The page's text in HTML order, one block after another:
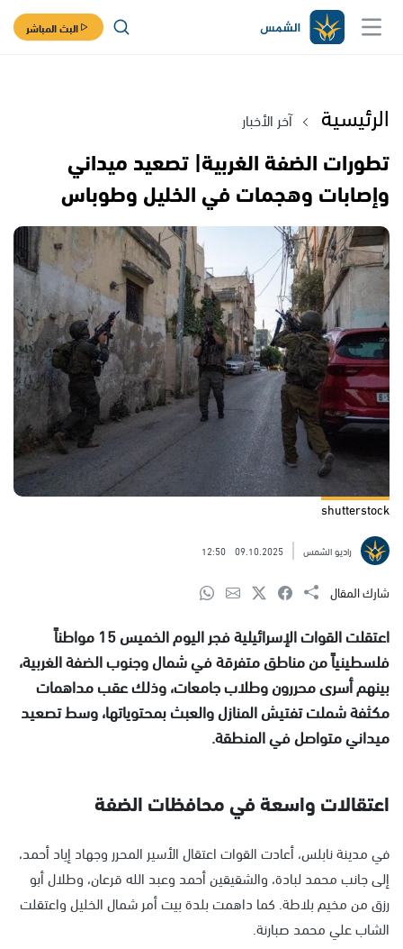
البث المباشر
الرئيسية آخر الأخبار
تطورات الضفة الغربية| تصعيد ميداني
وإصابات وهجمات في الخليل وطوباس
shutterstock
راديو الشمس 09.10.2025
12:50
شارك المقال
اعتقلت القوات الإسرائيلية فجر اليوم الخميس 15 مواطناً
فلسطينياً من مناطق متفرقة في شمال وجنوب الضفة الغربية،
بينهم أسرى محررون وطلاب جامعات، وذلك عقب مداهمات
مكثفة شملت تفتيش المنازل والعبث بمحتوياتها، وسط تصعيد
ميداني متواصل في المنطقة.
اعتقالات واسعة في محافظات الضفة
في مدينة نابلس، أعادت القوات اعتقال الأسير المحرر وجهاد إياد أحمد،
إلى جانب محمد لبادة، والشقيقين أحمد وعبد الله قرعان، وطلال أبو
رزق من مخيم بلاطة. كما داهمت بلدة بيت أمر شمال الخليل واعتقلت
الشاب علي محمد صبارنة.